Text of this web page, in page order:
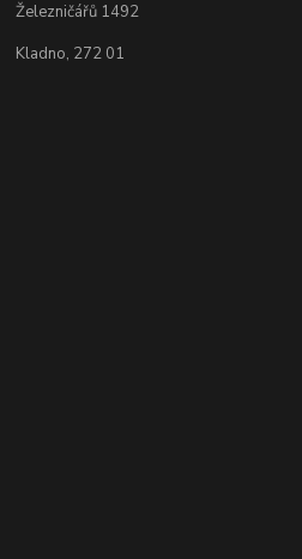
Železničářů 1492
Kladno, 272 01